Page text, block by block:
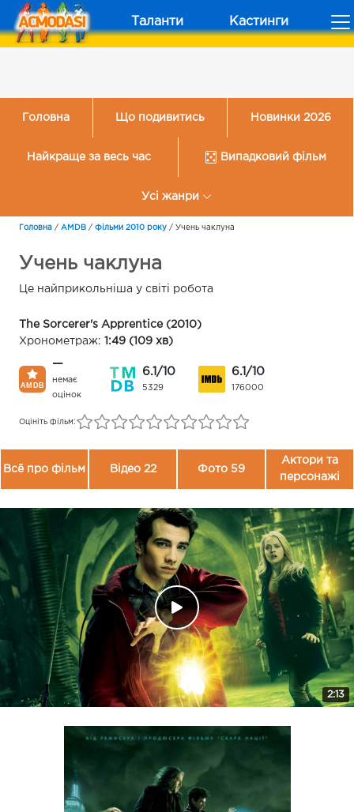
Таланти Кастинги
Головна Що подивитись Новинки 2026
Найкраще за весь час Випадковий фільм
Усі жанри
Головна / AMDB / Фільми 2010 року / Учень чаклуна
Учень чаклуна
Це найприкольніша у світі робота
The Sorcerer's Apprentice (2010)
Хронометраж: 1:49 (109 хв)
—
немає
оцінок
6.1/10
5329
6.1/10
176000
Оцініть фільм:
Всё про фільм Відео 22 Фото 59
Актори та
персонажі
2:13